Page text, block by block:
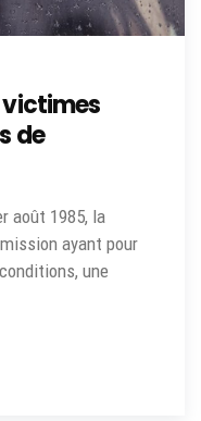
victimes
de
août 1985, la
ayant pour
une